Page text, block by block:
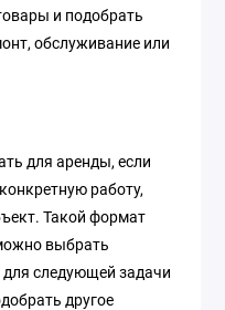
и подобрать
обслуживание или
для аренды, если
работу,
Такой формат
выбрать
следующей задачи
другое